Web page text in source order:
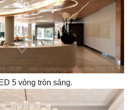
5 vòng tròn sáng.